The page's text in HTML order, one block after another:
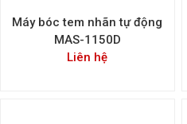
Máy bóc tem nhãn tự động
MAS-1150D
Liên hệ